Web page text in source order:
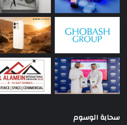
سحابة الوسوم